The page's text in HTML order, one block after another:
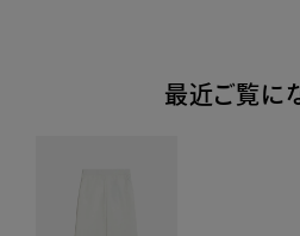
最近ご覧に